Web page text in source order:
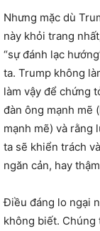
Nhưng mặc dù
này khỏi trang
“sự đánh lạc
ta. Trump không
làm vậy để chứng
đàn ông mạnh mẽ
mạnh mẽ) và rằng
ta sẽ khiển trách
ngăn cản, hay
Điều đáng lo ngại
không biết. Chúng